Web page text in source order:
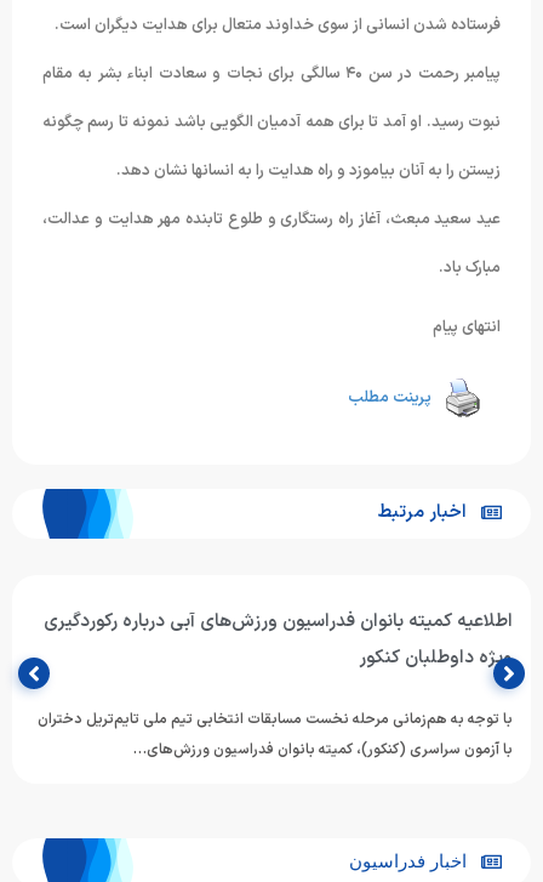
فرستاده شدن انسانی از سوی خداوند متعال برای هدایت دیگران است.
پیامبر رحمت در سن ۴۰ سالگی برای نجات و سعادت ابناء بشر به مقام
نبوت رسید. او آمد تا برای همه آدمیان الگویی باشد نمونه تا رسم چگونه
زیستن را به آنان بیاموزد و راه هدایت را به انسانها نشان دهد.
عید سعید مبعث، آغاز راه رستگارى و طلوع تابنده مهر هدایت و عدالت،
مبارک باد.
انتهای پیام
پرینت مطلب
اخبار مرتبط
اطلاعیه کمیته بانوان فدراسیون ورزش‌های آبی درباره رکوردگیری
ویژه داوطلبان کنکور
با توجه به هم‌زمانی مرحله نخست مسابقات انتخابی تیم ملی تایم‌تریل دختران
با آزمون سراسری (کنکور)، کمیته بانوان فدراسیون ورزش‌های…
اخبار فدراسیون